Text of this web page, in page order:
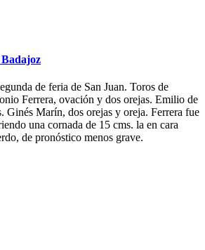
de feria de San Juan. Toros de
Ferrera, ovación y dos orejas. Emilio de
Ginés Marín, dos orejas y oreja. Ferrera fue
una cornada de 15 cms. la en cara
de pronóstico menos grave.